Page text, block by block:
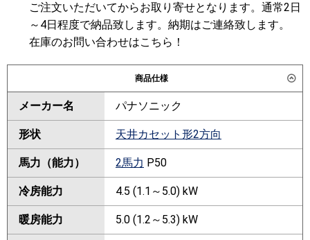
ご注文いただいてからお取り寄せとなります。通常2日
～4日程度で納品致します。納期はご連絡致します。
在庫のお問い合わせはこちら！
商品仕様
メーカー名 パナソニック
形状 天井カセット形2方向
馬力（能力） 2馬力 P50
冷房能力 4.5 (1.1～5.0) kW
暖房能力 5.0 (1.2～5.3) kW